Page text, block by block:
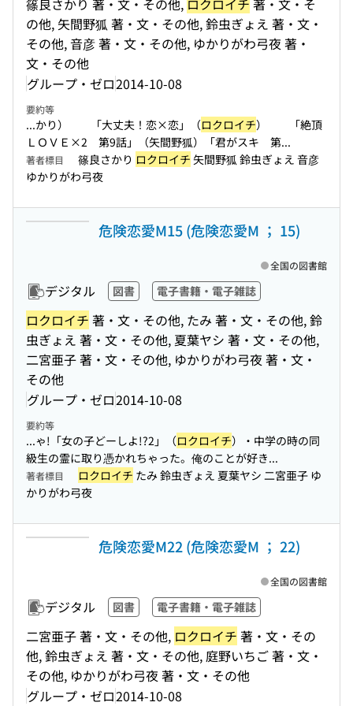
篠良さかり 著・文・その他, ロクロイチ 著・文・そ
の他, 矢間野狐 著・文・その他, 鈴虫ぎょえ 著・文・
その他, 音彦 著・文・その他, ゆかりがわ弓夜 著・
文・その他
グループ・ゼロ2014-10-08
要約等
...かり） 「大丈夫！恋×恋」（ロクロイチ） 「絶頂
ＬＯＶＥ×2 第9話」（矢間野狐）「君がスキ 第...
著者標目 篠良さかり ロクロイチ 矢間野狐 鈴虫ぎょえ 音彦
ゆかりがわ弓夜
危険恋愛M15 (危険恋愛M ； 15)
デジタル 図書 電子書籍・電子雑誌
ロクロイチ 著・文・その他, たみ 著・文・その他, 鈴
虫ぎょえ 著・文・その他, 夏葉ヤシ 著・文・その他,
二宮亜子 著・文・その他, ゆかりがわ弓夜 著・文・
その他
グループ・ゼロ2014-10-08
全国の図書館
要約等
...ゃ!「女の子どーしよ!?2」（ロクロイチ）・中学の時の同
級生の霊に取り憑かれちゃった。俺のことが好き...
著者標目 ロクロイチ たみ 鈴虫ぎょえ 夏葉ヤシ 二宮亜子 ゆ
かりがわ弓夜
危険恋愛M22 (危険恋愛M ； 22)
デジタル 図書 電子書籍・電子雑誌
二宮亜子 著・文・その他, ロクロイチ 著・文・その
他, 鈴虫ぎょえ 著・文・その他, 庭野いちご 著・文・
その他, ゆかりがわ弓夜 著・文・その他
グループ・ゼロ2014-10-08
全国の図書館